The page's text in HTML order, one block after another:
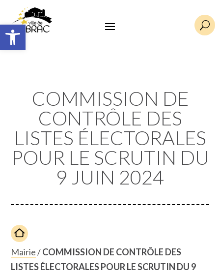
Ouvrir la barre d’outils U
COMMISSION DE
CONTRÔLE DES
LISTES ÉLECTORALES
POUR LE SCRUTIN DU
9 JUIN 2024
Mairie/COMMISSION DE CONTRÔLE DES
LISTES ÉLECTORALES POUR LE SCRUTIN DU 9